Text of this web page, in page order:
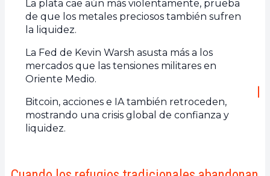
La plata cae aún más violentamente, prueba
de que los metales preciosos también sufren
la liquidez.
La Fed de Kevin Warsh asusta más a los
mercados que las tensiones militares en
Oriente Medio.
Bitcoin, acciones e IA también retroceden,
mostrando una crisis global de confianza y
liquidez.